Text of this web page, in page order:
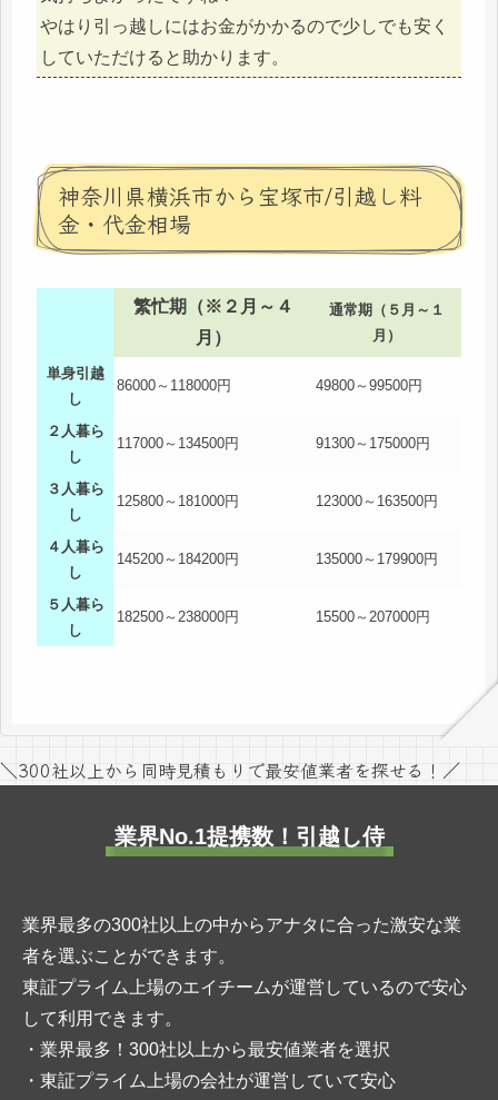
やはり引っ越しにはお金がかかるので少しでも安く
していただけると助かります。
神奈川県横浜市から宝塚市/引越し料
金・代金相場
繁忙期（※２月～４
月）
通常期（５月～１
月）
単身引越
し
86000～118000円 49800～99500円
２人暮ら
し
117000～134500円 91300～175000円
３人暮ら
し
125800～181000円 123000～163500円
４人暮ら
し
145200～184200円 135000～179900円
５人暮ら
し
182500～238000円 15500～207000円
＼300社以上から同時見積もりで最安値業者を探せる！／
業界No.1提携数！引越し侍
業界最多の300社以上の中からアナタに合った激安な業
者を選ぶことができます。
東証プライム上場のエイチームが運営しているので安心
して利用できます。
・業界最多！300社以上から最安値業者を選択
・東証プライム上場の会社が運営していて安心